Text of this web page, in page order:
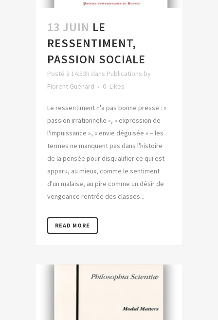
13 JUIN LE
RESSENTIMENT,
PASSION SOCIALE
Posté à 14:53h dans Publications by
Florent Guénard
0 Likes
Le ressentiment n'a pas bonne presse : «
passion irrationnelle », « expression de
l'impuissance », « envie déguisée » – les
termes ne manquent pas dans l'histoire
de la pensée pour disqualifier ce qui est
apparu, au mieux, comme le sentiment
d'un malaise, au pire comme un désir de
vengeance rentrée des classes...
READ MORE